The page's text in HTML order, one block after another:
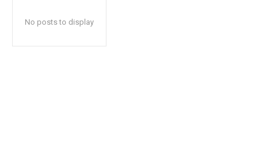
No posts to display